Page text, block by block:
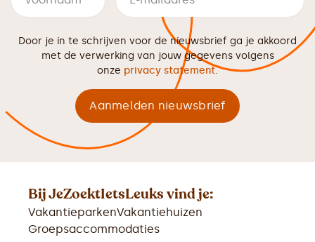
Door je in te schrijven voor de nieuwsbrief ga je akkoord
met de verwerking van jouw gegevens volgens
onze privacy statement.
Bij JeZoektIetsLeuks vind je:
VakantieparkenVakantiehuizen
Groepsaccommodaties